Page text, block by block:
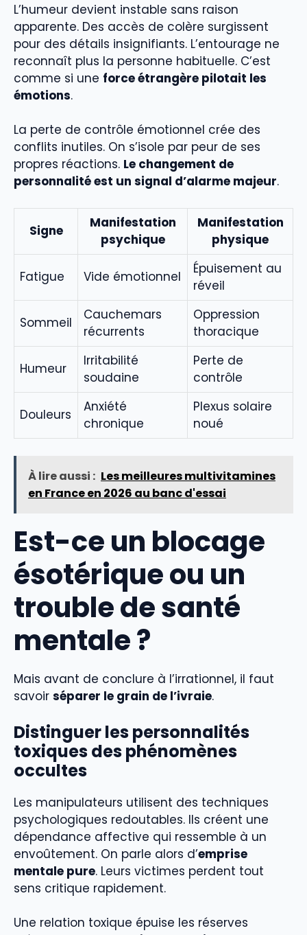
L’humeur devient instable sans raison
apparente. Des accès de colère surgissent
pour des détails insignifiants. L’entourage ne
reconnaît plus la personne habituelle. C’est
comme si une force étrangère pilotait les
émotions.
La perte de contrôle émotionnel crée des
conflits inutiles. On s’isole par peur de ses
propres réactions. Le changement de
personnalité est un signal d’alarme majeur.
Signe
Manifestation
psychique
Manifestation
physique
Fatigue Vide émotionnel
Épuisement au
réveil
Sommeil
Cauchemars
récurrents
Oppression
thoracique
Humeur
Irritabilité
soudaine
Perte de
contrôle
Douleurs
Anxiété
chronique
Plexus solaire
noué
À lire aussi : Les meilleures multivitamines
en France en 2026 au banc d'essai
Est-ce un blocage
ésotérique ou un
trouble de santé
mentale ?
Mais avant de conclure à l’irrationnel, il faut
savoir séparer le grain de l’ivraie.
Distinguer les personnalités
toxiques des phénomènes
occultes
Les manipulateurs utilisent des techniques
psychologiques redoutables. Ils créent une
dépendance affective qui ressemble à un
envoûtement. On parle alors d’emprise
mentale pure. Leurs victimes perdent tout
sens critique rapidement.
Une relation toxique épuise les réserves